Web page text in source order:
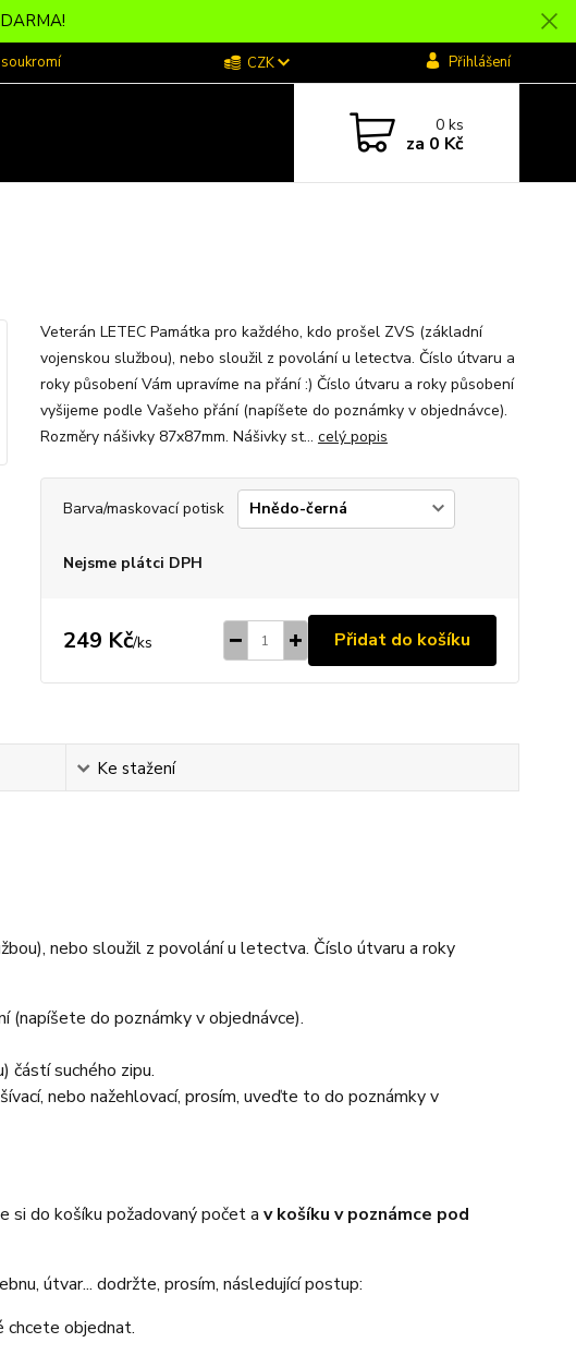
CZK Přihlášení
0ks
za 0 Kč
Veterán LETEC Památka pro každého, kdo prošel ZVS (základní
vojenskou službou), nebo sloužil z povolání u letectva. Číslo útvaru a
roky působení Vám upravíme na přání :) Číslo útvaru a roky působení
vyšijeme podle Vašeho přání (napíšete do poznámky v objednávce).
Rozměry nášivky 87x87mm. Nášivky st... celý popis
Barva/maskovací potisk
Nejsme plátci DPH
249 Kč/ks Přidat do košíku
Ke stažení
nebo sloužil z povolání u letectva. Číslo útvaru a roky
(napíšete do poznámky v objednávce).
částí suchého zipu.
nebo nažehlovací, prosím, uveďte to do poznámky v
si do košíku požadovaný počet a v košíku v poznámce pod
útvar... dodržte, prosím, následující postup:
chcete objednat.